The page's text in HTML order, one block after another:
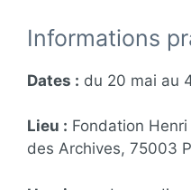
Informations
Dates : du 20 mai au
Lieu : Fondation
des Archives, 75003